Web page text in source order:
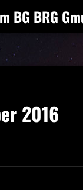
BG BRG
2016